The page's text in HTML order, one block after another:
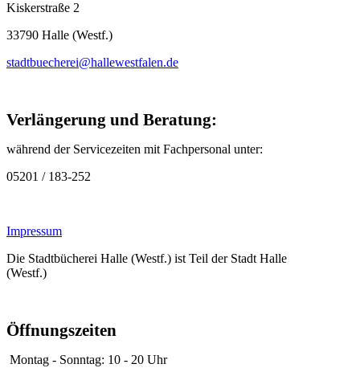
Kiskerstraße 2
33790 Halle (Westf.)
stadtbuecherei@hallewestfalen.de
Verlängerung und Beratung:
während der Servicezeiten mit Fachpersonal unter:
05201 / 183-252
Impressum
Die Stadtbücherei Halle (Westf.) ist Teil der Stadt Halle
(Westf.)
Öffnungszeiten
Montag - Sonntag: 10 - 20 Uhr